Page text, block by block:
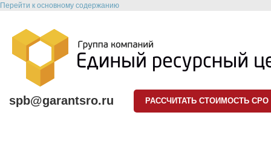
Перейти к основному содержанию
spb@garantsro.ru РАССЧИТАТЬ СТОИМОСТЬ СРО